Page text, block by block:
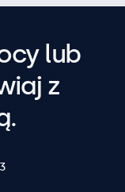
lub
z